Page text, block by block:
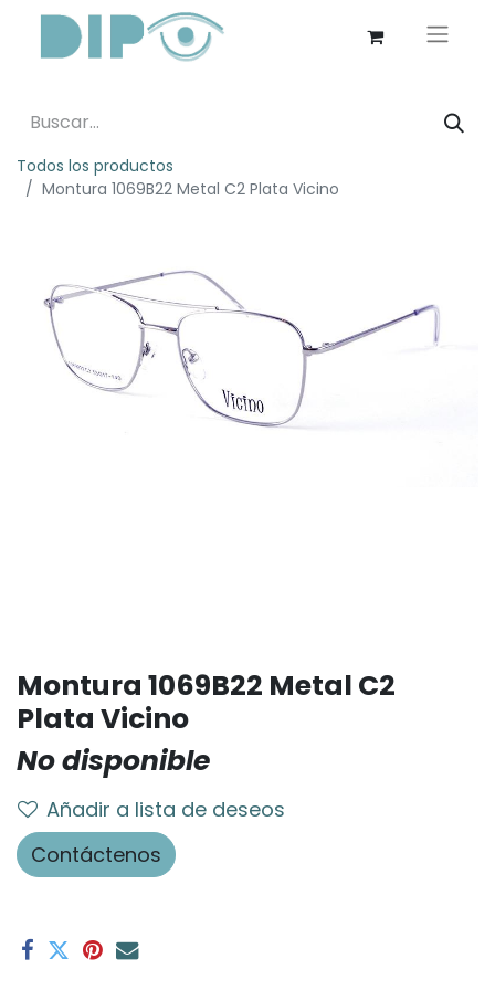
Todos los productos
Montura 1069B22 Metal C2 Plata Vicino
Montura 1069B22 Metal C2
Plata Vicino
No disponible
Añadir a lista de deseos
Contáctenos